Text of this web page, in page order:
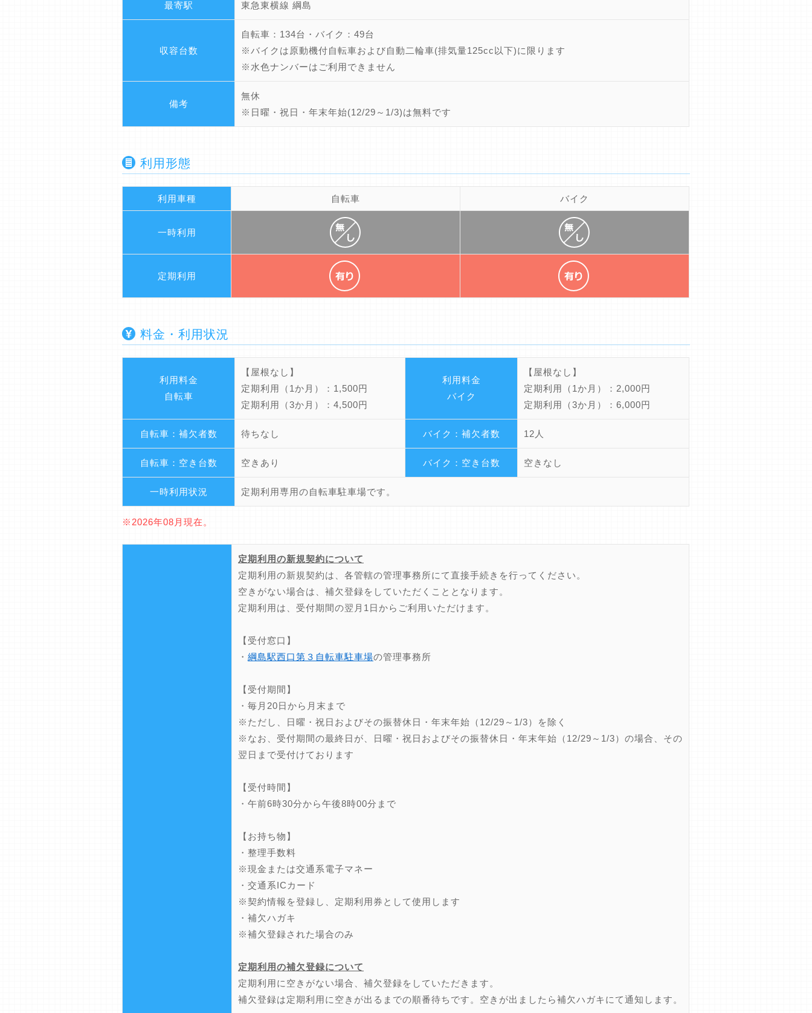
最寄駅 東急東横線 綱島
収容台数
自転車：134台・バイク：49台
※バイクは原動機付自転車および自動二輪車(排気量125cc以下)に限ります
※水色ナンバーはご利用できません
備考
無休
※日曜・祝日・年末年始(12/29～1/3)は無料です
利用形態
利用車種 自転車 バイク
一時利用
定期利用
料金・利用状況
利用料金
自転車
【屋根なし】
定期利用（1か月）：1,500円
定期利用（3か月）：4,500円
利用料金
バイク
【屋根なし】
定期利用（1か月）：2,000円
定期利用（3か月）：6,000円
自転車：補欠者数 待ちなし バイク：補欠者数 12人
自転車：空き台数 空きあり バイク：空き台数 空きなし
一時利用状況 定期利用専用の自転車駐車場です。
※2026年08月現在。
定期利用の新規契約について
定期利用の新規契約は、各管轄の管理事務所にて直接手続きを行ってください。
空きがない場合は、補欠登録をしていただくこととなります。
定期利用は、受付期間の翌月1日からご利用いただけます。
【受付窓口】
・ 綱島駅西口第３自転車駐車場の管理事務所
【受付期間】
・毎月20日から月末まで
※ただし、日曜・祝日およびその振替休日・年末年始（12/29～1/3）を除く
※なお、受付期間の最終日が、日曜・祝日およびその振替休日・年末年始（12/29～1/3）の場合、その
翌日まで受付けております
【受付時間】
・午前6時30分から午後8時00分まで
【お持ち物】
・整理手数料
※現金または交通系電子マネー
・交通系ICカード
※契約情報を登録し、定期利用券として使用します
・補欠ハガキ
※補欠登録された場合のみ
定期利用の補欠登録について
定期利用に空きがない場合、補欠登録をしていただきます。
補欠登録は定期利用に空きが出るまでの順番待ちです。空きが出ましたら補欠ハガキにて通知します。